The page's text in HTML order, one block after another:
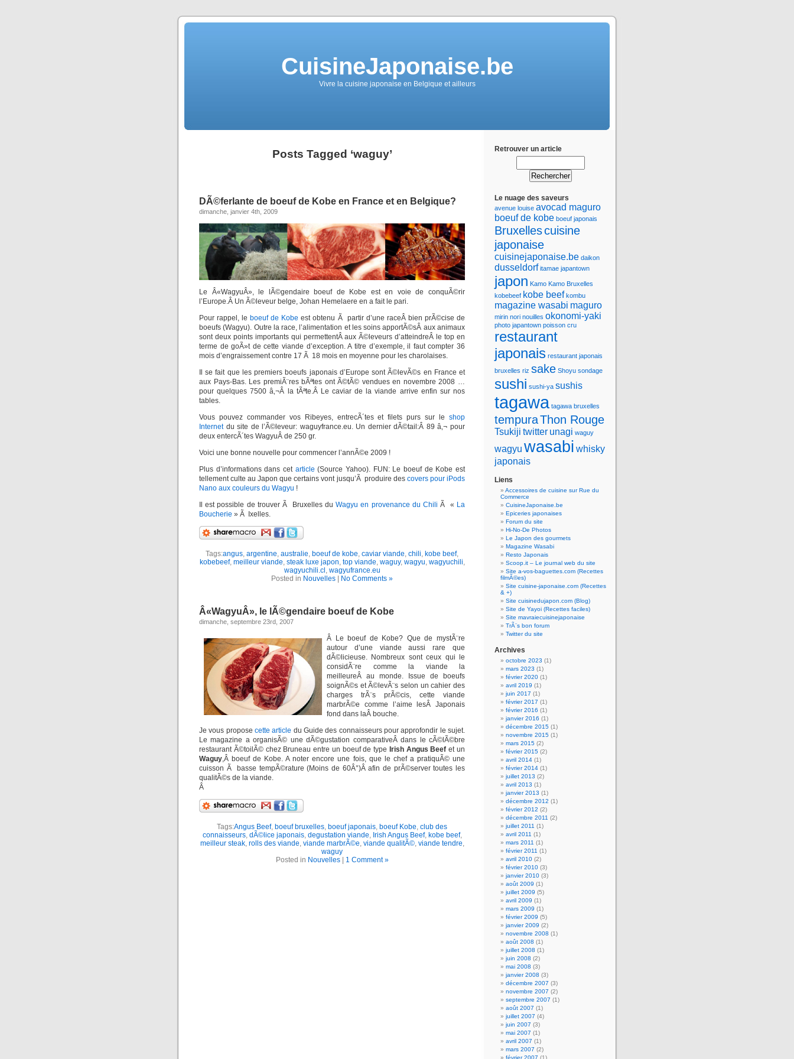
CuisineJaponaise.be
Vivre la cuisine japonaise en Belgique et ailleurs
Posts Tagged ‘waguy’
DÃ©ferlante de boeuf de Kobe en France et en Belgique?
dimanche, janvier 4th, 2009
Le Â«WagyuÂ», le lÃ©gendaire boeuf de Kobe est en voie de conquÃ©rir
l’Europe.Â Un Ã©leveur belge, Johan Hemelaere en a fait le pari.
Pour rappel, leboeuf de Kobe est obtenu Ã partir d’une raceÂ bien prÃ©cise de
boeufs (Wagyu). Outre la race, l’alimentation et les soins apportÃ©sÂ aux animaux
sont deux points importants qui permettentÂ aux Ã©leveurs d’atteindreÂ le top en
terme de goÃ»t de cette viande d’exception. A titre d’exemple, il faut compter 36
mois d’engraissement contre 17 Ã 18 mois en moyenne pour les charolaises.
Il se fait que les premiers boeufs japonais d’Europe sont Ã©levÃ©s en France et
aux Pays-Bas. Les premiÃ¨res bÃªtes ont Ã©tÃ© vendues en novembre 2008 …
pour quelques 7500 â‚¬Â la tÃªte.Â Le caviar de la viande arrive enfin sur nos
tables.
Vous pouvez commander vos Ribeyes, entrecÃ´tes et filets purs sur le shop
Internetdu site de l’Ã©leveur: waguyfrance.eu. Un dernier dÃ©tail:Â 89 â‚¬ pour
deux entercÃ´tes WagyuÂ de 250 gr.
Voici une bonne nouvelle pour commencer l’annÃ©e 2009 !
Plus d’informations dans cet article (Source Yahoo). FUN: Le boeuf de Kobe est
tellement culte au Japon que certains vont jusqu’Ã produire des covers pour iPods
Nano aux couleurs du Wagyu !
Il est possible de trouver Ã Bruxelles duWagyu en provenance du Chili Ã « La
Boucherie » Ã Ixelles.
Tags:angus argentine australie boeuf de kobe caviar viande chili kobe beef,
kobebeef, meilleur viande steak luxe japon top viande waguy, wagyu wagyuchili
wagyuchili.cl wagyufrance.eu
Posted in Nouvelles | No Comments »
Â«WagyuÂ», le lÃ©gendaire boeuf de Kobe
dimanche, septembre 23rd, 2007
Â Le boeuf de Kobe? Que de mystÃ¨re
autour d’une viande aussi rare que
dÃ©licieuse. Nombreux sont ceux qui le
considÃ¨re comme la viande la
meilleureÂ au monde. Issue de boeufs
soignÃ©s et Ã©levÃ¨s selon un cahier des
charges trÃ¨s prÃ©cis, cette viande
marbrÃ©e comme l’aime lesÂ Japonais
fond dans laÂ bouche.
Je vous propose cette article du Guide des connaisseurs pour approfondir le sujet.
Le magazine a organisÃ© une dÃ©gustation comparativeÂ dans le cÃ©lÃ©bre
restaurant Ã©toilÃ© chez Bruneau entre un boeuf de type Irish Angus Beef et un
Waguy ,Â boeuf de Kobe. A noter encore une fois, que le chef a pratiquÃ© une
cuisson Ã basse tempÃ©rature (Moins de 60Â°)Â afin de prÃ©server toutes les
qualitÃ©s de la viande.
Â
Tags:Angus Beef, boeuf bruxelles boeuf japonais boeuf Kobe club des
connaisseurs, dÃ©lice japonais, degustation viande Irish Angus Beef, kobe beef,
meilleur steak, rolls des viande viande marbrÃ©e viande qualitÃ©, viande tendre
waguy
Posted in Nouvelles| 1 Comment »
Retrouver un article
Le nuage des saveurs
avenue louise avocad maguro
boeuf de kobe boeuf japonais
Bruxellescuisine
japonaise
cuisinejaponaise.be daikon
dusseldorf itamae japantown
japon Kamo Kamo Bruxelles
kobebeef kobe beef kombu
magazine wasabi maguro
mirin nori nouilles okonomi-yaki
photo japantown poisson cru
restaurant
japonais restaurant japonais
bruxelles riz sake Shoyu sondage
sushi sushi-ya sushis
tagawa tagawa bruxelles
tempuraThon Rouge
Tsukiji twitter unagi waguy
wagyu wasabi whisky
japonais
Liens
Accessoires de cuisine sur Rue du
Commerce
CuisineJaponaise.be
Epiceries japonaises
Forum du site
Hi-No-De Photos
Le Japon des gourmets
Magazine Wasabi
Resto Japonais
Scoop.it – Le journal web du site
Site a-vos-baguettes.com (Recettes
filmÃ©es)
Site cuisine-japonaise.com (Recettes
& +)
Site cuisinedujapon.com (Blog)
Site de Yayoi (Recettes faciles)
Site mavraiecuisinejaponaise
TrÃ¨s bon forum
Twitter du site
Archives
octobre 2023 (1)
mars 2023 (1)
février 2020 (1)
avril 2019 (1)
juin 2017 (1)
février 2017 (1)
février 2016 (1)
janvier 2016 (1)
décembre 2015 (1)
novembre 2015 (1)
mars 2015 (2)
février 2015 (2)
avril 2014 (1)
février 2014 (1)
juillet 2013 (2)
avril 2013 (1)
janvier 2013 (1)
décembre 2012 (1)
février 2012 (2)
décembre 2011 (2)
juillet 2011 (1)
avril 2011 (1)
mars 2011 (1)
février 2011 (1)
avril 2010 (2)
février 2010 (3)
janvier 2010 (3)
août 2009 (1)
juillet 2009 (5)
avril 2009 (1)
mars 2009 (1)
février 2009 (5)
janvier 2009 (2)
novembre 2008 (1)
août 2008 (1)
juillet 2008 (1)
juin 2008 (2)
mai 2008 (3)
janvier 2008 (3)
décembre 2007 (3)
novembre 2007 (2)
septembre 2007 (1)
août 2007 (1)
juillet 2007 (4)
juin 2007 (3)
mai 2007 (1)
avril 2007 (1)
mars 2007 (2)
février 2007 (1)